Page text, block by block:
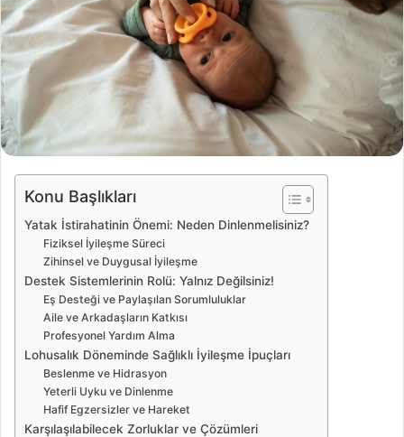
s
a
n
e
m
Konu Başlıkları
Yatak İstirahatinin Önemi: Neden Dinlenmelisiniz?
Fiziksel İyileşme Süreci
Zihinsel ve Duygusal İyileşme
Destek Sistemlerinin Rolü: Yalnız Değilsiniz!
Eş Desteği ve Paylaşılan Sorumluluklar
Aile ve Arkadaşların Katkısı
Profesyonel Yardım Alma
Lohusalık Döneminde Sağlıklı İyileşme İpuçları
Beslenme ve Hidrasyon
Yeterli Uyku ve Dinlenme
Hafif Egzersizler ve Hareket
Karşılaşılabilecek Zorluklar ve Çözümleri